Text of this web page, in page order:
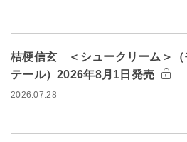
桔梗信玄 ＜シュークリーム＞（
テール）2026年8月1日発売
2026.07.28